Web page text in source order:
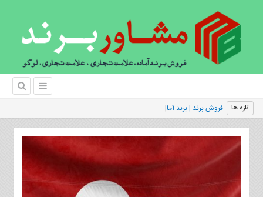
تازه ها فروش برند | برند آماده فروش